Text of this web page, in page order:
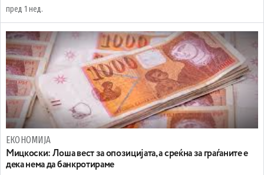
пред 1 нед.
ЕКОНОМИЈА
Мицкоски: Лоша вест за опозицијата, а среќна за граѓаните е
дека нема да банкротираме